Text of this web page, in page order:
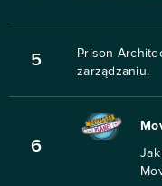
5
Prison
zarządzaniu.
6